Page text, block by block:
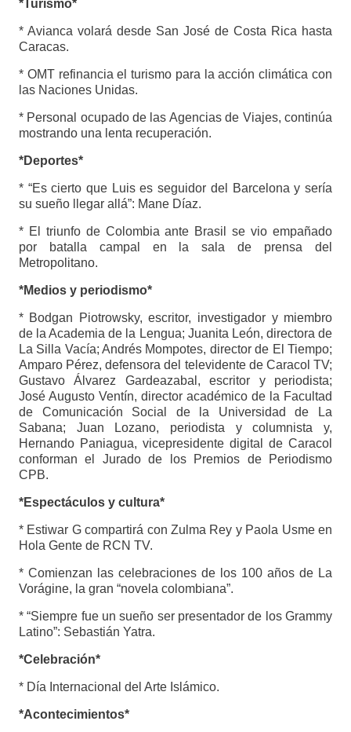
*Turismo*
* Avianca volará desde San José de Costa Rica hasta
Caracas.
* OMT refinancia el turismo para la acción climática con
las Naciones Unidas.
* Personal ocupado de las Agencias de Viajes, continúa
mostrando una lenta recuperación.
*Deportes*
* “Es cierto que Luis es seguidor del Barcelona y sería
su sueño llegar allá”: Mane Díaz.
* El triunfo de Colombia ante Brasil se vio empañado
por batalla campal en la sala de prensa del
Metropolitano.
*Medios y periodismo*
* Bodgan Piotrowsky, escritor, investigador y miembro
de la Academia de la Lengua; Juanita León, directora de
La Silla Vacía; Andrés Mompotes, director de El Tiempo;
Amparo Pérez, defensora del televidente de Caracol TV;
Gustavo Álvarez Gardeazabal, escritor y periodista;
José Augusto Ventín, director académico de la Facultad
de Comunicación Social de la Universidad de La
Sabana; Juan Lozano, periodista y columnista y,
Hernando Paniagua, vicepresidente digital de Caracol
conforman el Jurado de los Premios de Periodismo
CPB.
*Espectáculos y cultura*
* Estiwar G compartirá con Zulma Rey y Paola Usme en
Hola Gente de RCN TV.
* Comienzan las celebraciones de los 100 años de La
Vorágine, la gran “novela colombiana”.
* “Siempre fue un sueño ser presentador de los Grammy
Latino”: Sebastián Yatra.
*Celebración*
* Día Internacional del Arte Islámico.
*Acontecimientos*